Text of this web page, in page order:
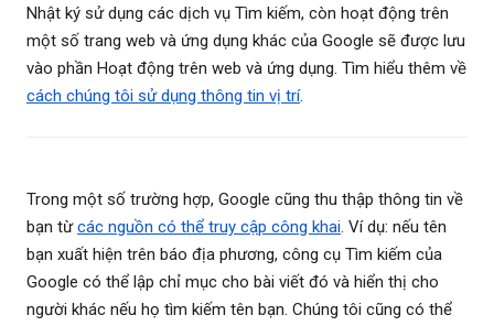
Nhật ký sử dụng các dịch vụ Tìm kiếm, còn hoạt động trên
một số trang web và ứng dụng khác của Google sẽ được lưu
vào phần Hoạt động trên web và ứng dụng. Tìm hiểu thêm về
cách chúng tôi sử dụng thông tin vị trí.
Trong một số trường hợp, Google cũng thu thập thông tin về
bạn từcác nguồn có thể truy cập công khai. Ví dụ: nếu tên
bạn xuất hiện trên báo địa phương, công cụ Tìm kiếm của
Google có thể lập chỉ mục cho bài viết đó và hiển thị cho
người khác nếu họ tìm kiếm tên bạn. Chúng tôi cũng có thể